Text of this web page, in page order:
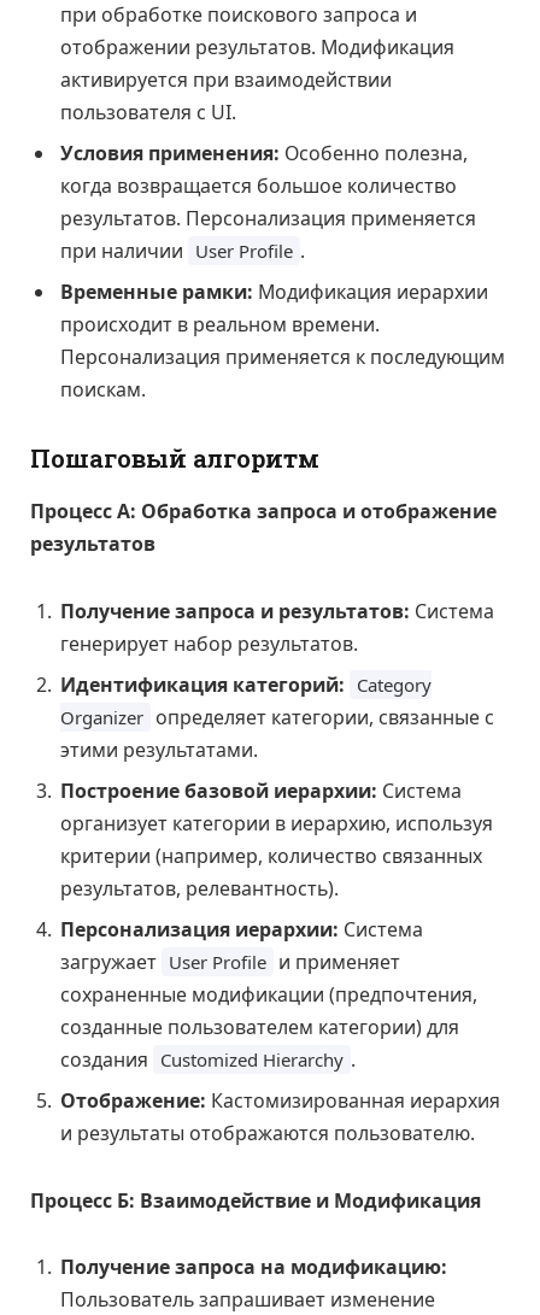
при обработке поискового запроса и
отображении результатов. Модификация
активируется при взаимодействии
пользователя с UI.
Условия применения: Особенно полезна,
когда возвращается большое количество
результатов. Персонализация применяется
при наличии User Profile .
Временные рамки: Модификация иерархии
происходит в реальном времени.
Персонализация применяется к последующим
поискам.
Пошаговый алгоритм
Процесс А: Обработка запроса и отображение
результатов
Получение запроса и результатов: Система
генерирует набор результатов.
Идентификация категорий: Category
Organizer определяет категории, связанные с
этими результатами.
Построение базовой иерархии: Система
организует категории в иерархию, используя
критерии (например, количество связанных
результатов, релевантность).
Персонализация иерархии: Система
загружает User Profile и применяет
сохраненные модификации (предпочтения,
созданные пользователем категории) для
создания Customized Hierarchy .
Отображение: Кастомизированная иерархия
и результаты отображаются пользователю.
Процесс Б: Взаимодействие и Модификация
Получение запроса на модификацию:
Пользователь запрашивает изменение